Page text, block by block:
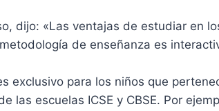
dijo: «Las ventajas de estudiar en
de enseñanza es
exclusivo para los niños que
escuelas ICSE y CBSE. Por